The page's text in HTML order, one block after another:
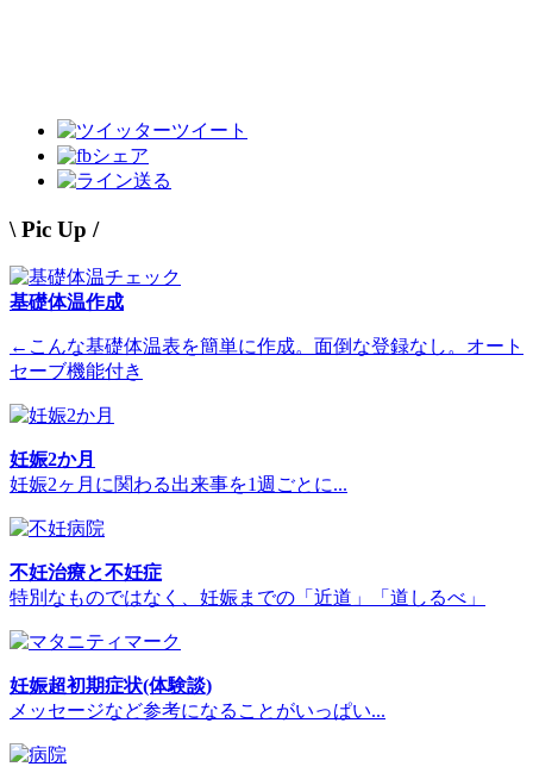
ツイート
シェア
送る
\ Pic Up /
基礎体温作成
←こんな基礎体温表を簡単に作成。面倒な登録なし。オート
セーブ機能付き
妊娠2か月
妊娠2ヶ月に関わる出来事を1週ごとに...
不妊治療と不妊症
特別なものではなく、妊娠までの「近道」「道しるべ」
妊娠超初期症状(体験談)
メッセージなど参考になることがいっぱい...